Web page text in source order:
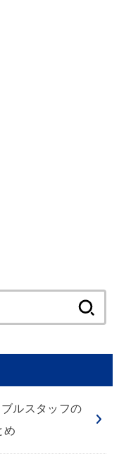
ルスタッフの
め